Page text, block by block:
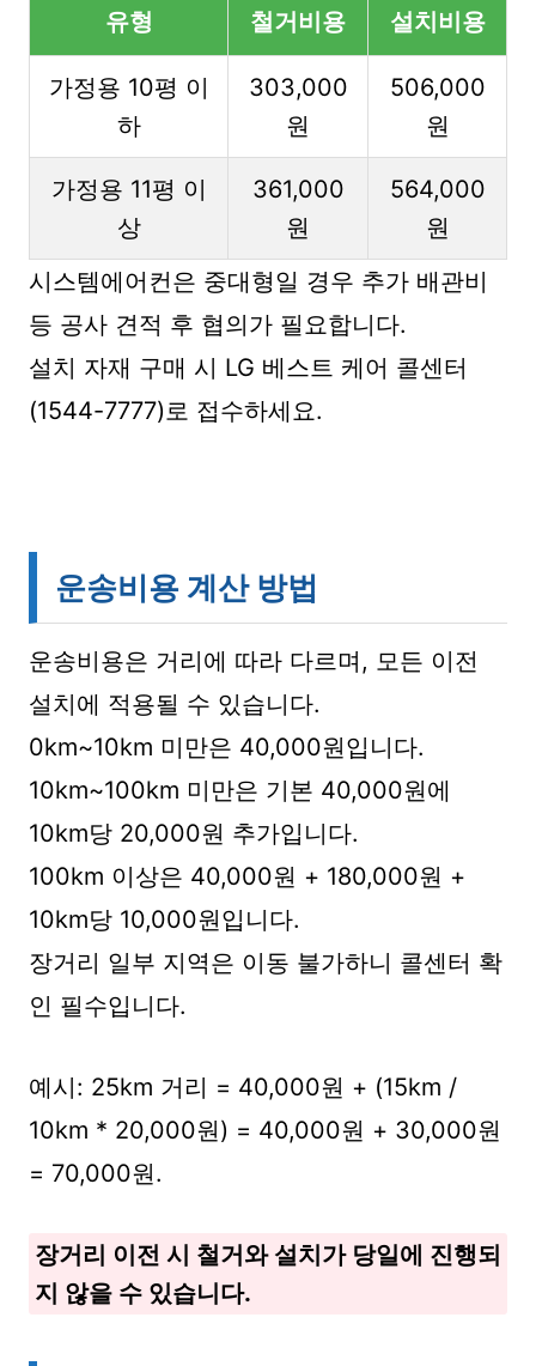
유형 철거비용 설치비용
가정용 10평 이
하
303,000
원
506,000
원
가정용 11평 이
상
361,000
원
564,000
원
시스템에어컨은 중대형일 경우 추가 배관비
등 공사 견적 후 협의가 필요합니다.
설치 자재 구매 시 LG 베스트 케어 콜센터
(1544-7777)로 접수하세요.
운송비용 계산 방법
운송비용은 거리에 따라 다르며, 모든 이전
설치에 적용될 수 있습니다.
0km~10km 미만은 40,000원입니다.
10km~100km 미만은 기본 40,000원에
10km당 20,000원 추가입니다.
100km 이상은 40,000원 + 180,000원 +
10km당 10,000원입니다.
장거리 일부 지역은 이동 불가하니 콜센터 확
인 필수입니다.
예시: 25km 거리 = 40,000원 + (15km /
10km * 20,000원) = 40,000원 + 30,000원
= 70,000원.
장거리 이전 시 철거와 설치가 당일에 진행되
지 않을 수 있습니다.